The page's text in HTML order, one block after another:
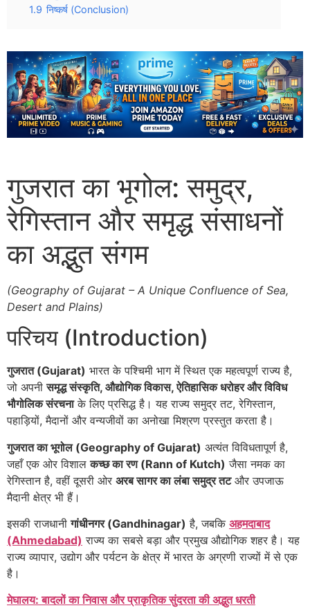
1.9 निष्कर्ष (Conclusion)
गुजरात का भूगोल: समुद्र,
रेगिस्तान और समृद्ध संसाधनों
का अद्भुत संगम
(Geography of Gujarat – A Unique Confluence of Sea,
Desert and Plains)
परिचय (Introduction)
गुजरात (Gujarat) भारत के पश्चिमी भाग में स्थित एक महत्वपूर्ण राज्य है,
जो अपनीसमृद्ध संस्कृति, औद्योगिक विकास, ऐतिहासिक धरोहर और विविध
भौगोलिक संरचनाके लिए प्रसिद्ध है। यह राज्य समुद्र तट, रेगिस्तान,
पहाड़ियों, मैदानों और वन्यजीवों का अनोखा मिश्रण प्रस्तुत करता है।
गुजरात का भूगोल (Geography of Gujarat) अत्यंत विविधतापूर्ण है,
जहाँ एक ओर विशालकच्छ का रण (Rann of Kutch) जैसा नमक का
रेगिस्तान है, वहीं दूसरी ओर अरब सागर का लंबा समुद्र तटऔर उपजाऊ
मैदानी क्षेत्र भी हैं।
इसकी राजधानीगांधीनगर (Gandhinagar) है, जबकि अहमदाबाद
(Ahmedabad) राज्य का सबसे बड़ा और प्रमुख औद्योगिक शहर है। यह
राज्य व्यापार, उद्योग और पर्यटन के क्षेत्र में भारत के अग्रणी राज्यों में से एक
है।
मेघालय: बादलों का निवास और प्राकृतिक सुंदरता की अद्भुत धरती